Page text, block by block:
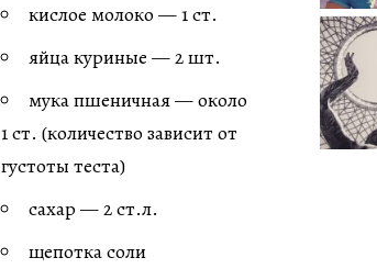
кислое молоко — 1 ст.
яйца куриные — 2 шт.
мука пшеничная — около
1 ст. (количество зависит от
густоты теста)
сахар — 2 ст.л.
щепотка соли